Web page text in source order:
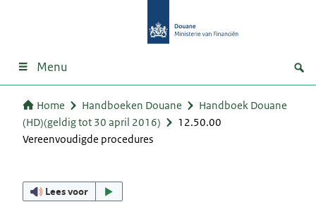
Menu
Home Handboeken Douane
Handboek Douane
(HD)(geldig tot 30 april 2016)
12.50.00
Vereenvoudigde procedures
Lees voor